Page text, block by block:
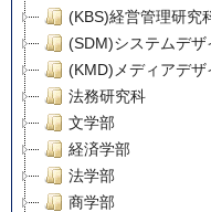
(KBS)経営管理研究
(SDM)システムデ
(KMD)メディアデザ
法務研究科
文学部
経済学部
法学部
商学部